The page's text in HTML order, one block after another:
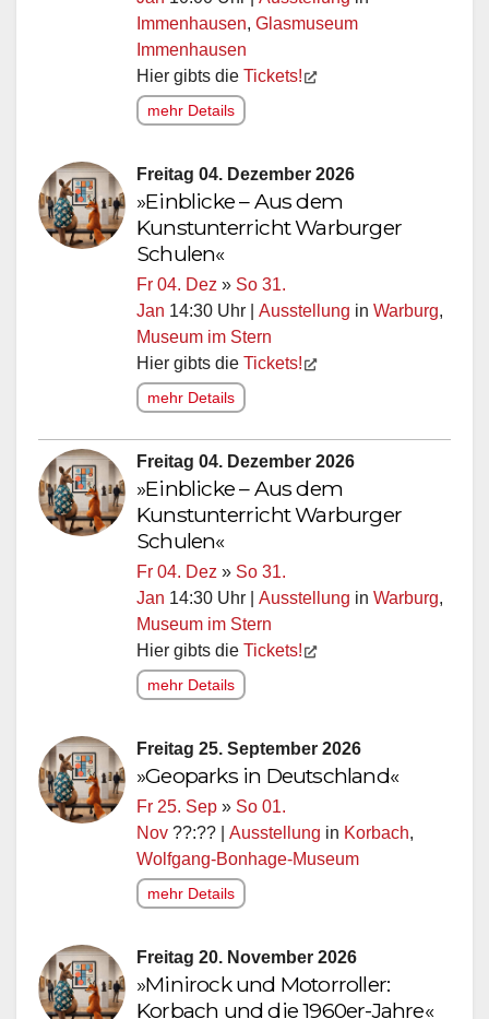
Immenhausen, Glasmuseum
Immenhausen
Hier gibts die Tickets!
mehr Details
Freitag 04. Dezember 2026
»Einblicke – Aus dem
Kunstunterricht Warburger
Schulen«
Fr 04. Dez » So 31.
Jan 14:30 Uhr | Ausstellung in Warburg,
Museum im Stern
Hier gibts die Tickets!
mehr Details
Freitag 04. Dezember 2026
»Einblicke – Aus dem
Kunstunterricht Warburger
Schulen«
Fr 04. Dez » So 31.
Jan 14:30 Uhr | Ausstellung in Warburg,
Museum im Stern
Hier gibts die Tickets!
mehr Details
Freitag 25. September 2026
»Geoparks in Deutschland«
Fr 25. Sep » So 01.
Nov ??:?? | Ausstellung in Korbach,
Wolfgang-Bonhage-Museum
mehr Details
Freitag 20. November 2026
»Minirock und Motorroller:
Korbach und die 1960er-Jahre«